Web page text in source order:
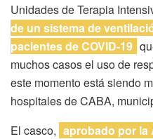
Unidades de Terapia
de un sistema de
pacientes de COVID-19
muchos casos el uso de
este momento está siendo
hospitales de CABA,
El casco, aprobado por la